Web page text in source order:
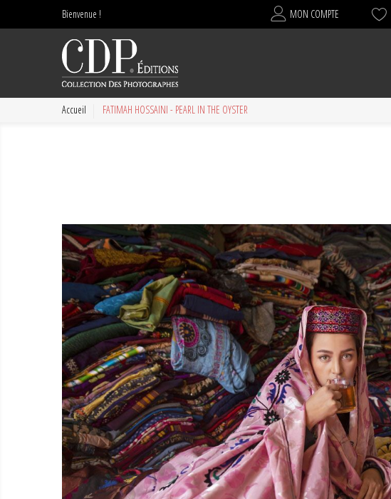
Bienvenue ! MON COMPTE
Accueil FATIMAH HOSSAINI - PEARL IN THE OYSTER